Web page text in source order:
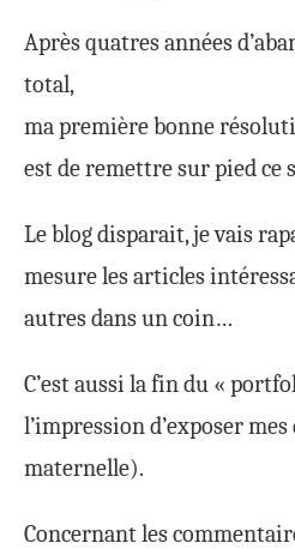
Après quatres années
total,
ma première bonne
est de remettre sur pied ce
Le blog disparait, je vais
mesure les articles
autres dans un coin…
C’est aussi la fin du «
l’impression d’exposer mes
maternelle).
Concernant les